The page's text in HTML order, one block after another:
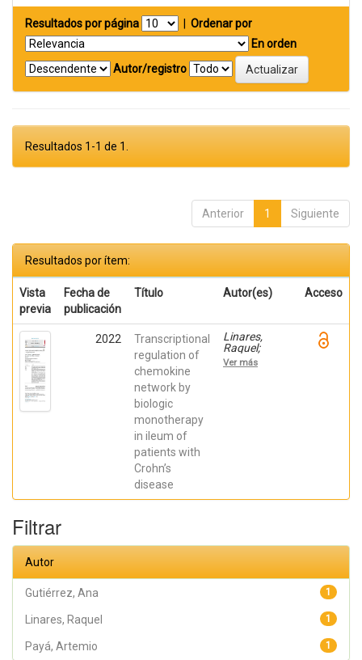
Resultados por página
Ordenar por
En orden
Autor/registro
Resultados 1-1 de 1.
Anterior 1 Siguiente
Resultados por ítem:
Vista
previa
Fecha de
publicación
Título Autor(es) Acceso
2022
Transcriptional
regulation of
chemokine
network by
biologic
monotherapy
in ileum of
patients with
Crohn’s
disease
Linares,
Raquel;
Gutiérrez,
Ana;
Ver más
Filtrar
Autor
1
Gutiérrez, Ana
1
Linares, Raquel
1
Payá, Artemio